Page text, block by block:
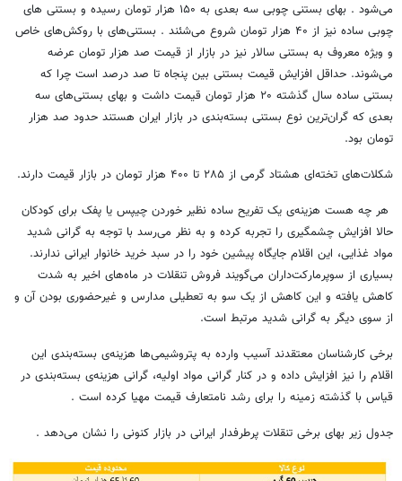
می‌شود . بهای بستنی چوبی سه بعدی به ۱۵۰ هزار تومان رسیده و بستنی های
چوبی ساده نیز از ۴۰ هزار تومان شروع می‌شئند . بستنی‌های با روکش‌های خاص
و ویژه معروف به بستنی سالار نیز در بازار از قیمت صد هزار تومان عرضه
می‌شوند. حداقل افزایش قیمت بستنی بین پنجاه تا صد درصد است چرا که
بستنی ساده سال گذشته ۲۰ هزار تومان قیمت داشت و بهای بستنی‌های سه
بعدی که گران‌ترین نوع بستنی بسته‌بندی در بازار ایران هستند حدود صد هزار
تومان بود.
شکلات‌های تخته‌ای هشتاد گرمی از ۲۸۵ تا ۴۰۰ هزار تومان در بازار قیمت دارند.
هر چه هست هزینه‌ی یک تفریح ساده نظیر خوردن چیپس یا پفک برای کودکان
حالا افزایش چشمگیری را تجربه کرده و به نظر می‌رسد با توجه به گرانی شدید
مواد غذایی، این اقلام جایگاه پیشین خود را در سبد خرید خانوار ایرانی ندارند.
بسیاری از سوپرمارکت‌داران می‌گویند فروش تنقلات در ماه‌های اخیر به شدت
کاهش یافته و این کاهش از یک سو به تعطیلی مدارس و غیرحضوری بودن آن و
از سوی دیگر به گرانی شدید مرتبط است.
برخی کارشناسان معتقدند آسیب وارده به پتروشیمی‌ها هزینه‌ی بسته‌بندی این
اقلام را نیز افزایش داده و در کنار گرانی مواد اولیه، گرانی هزینه‌ی بسته‌بندی در
قیاس با گذشته زمینه را برای رشد نامتعارف قیمت مهیا کرده است .
جدول زیر بهای برخی تنقلات پرطرفدار ایرانی در بازار کنونی را نشان می‌دهد .